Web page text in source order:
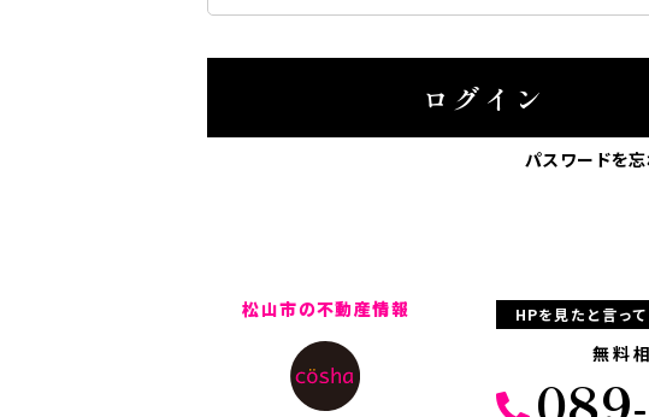
ログイン
パスワードを
松山市の不動産情報 HPを見たと言っ
無料